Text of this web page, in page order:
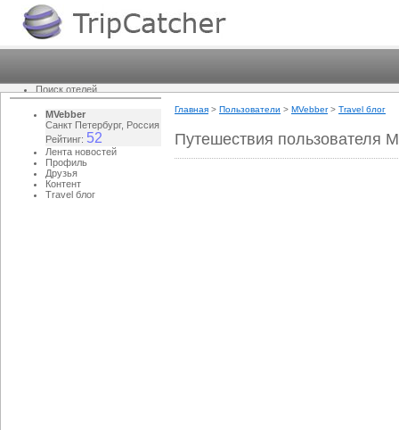
Поиск отелей
Новости
Путеводитель
Questions & answers
Блоги
Travel - как это работает?
Еще...
Фотографии
Погода
Пользователи
MVebber
Санкт Петербург, Россия
Рейтинг: 52
Лента новостей
Профиль
Друзья
Контент
Travel блог
Главная > Пользователи > MVebber> Travel блог
Путешествия пользователя